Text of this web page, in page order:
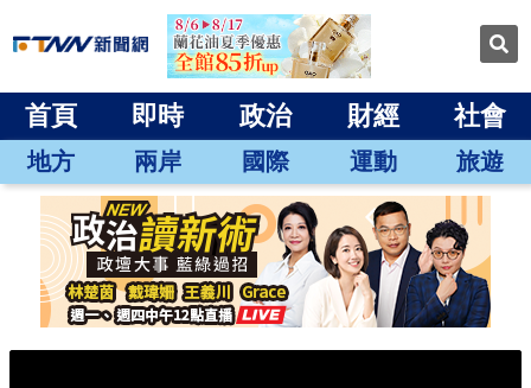
首頁 即時 政治 財經 社會
地方 兩岸 國際 運動 旅遊